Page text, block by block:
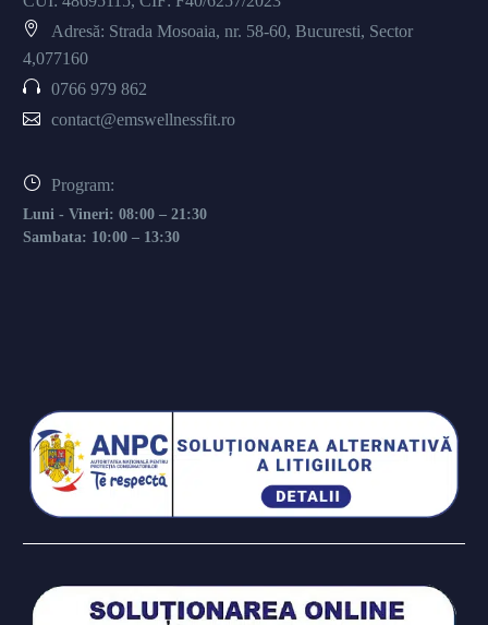
Adresă: Strada Mosoaia, nr. 58-60, Bucuresti, Sector
4,077160
0766 979 862
contact@emswellnessfit.ro
Program:
Luni - Vineri: 08:00 – 21:30
Sambata: 10:00 – 13:30